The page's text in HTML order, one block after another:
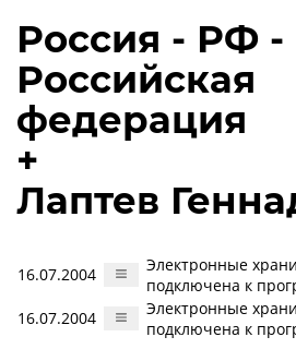
Россия - РФ -
Российская
федерация
+
Лаптев
16.07.2004
Электронные
подключена к
16.07.2004
Электронные
подключена к